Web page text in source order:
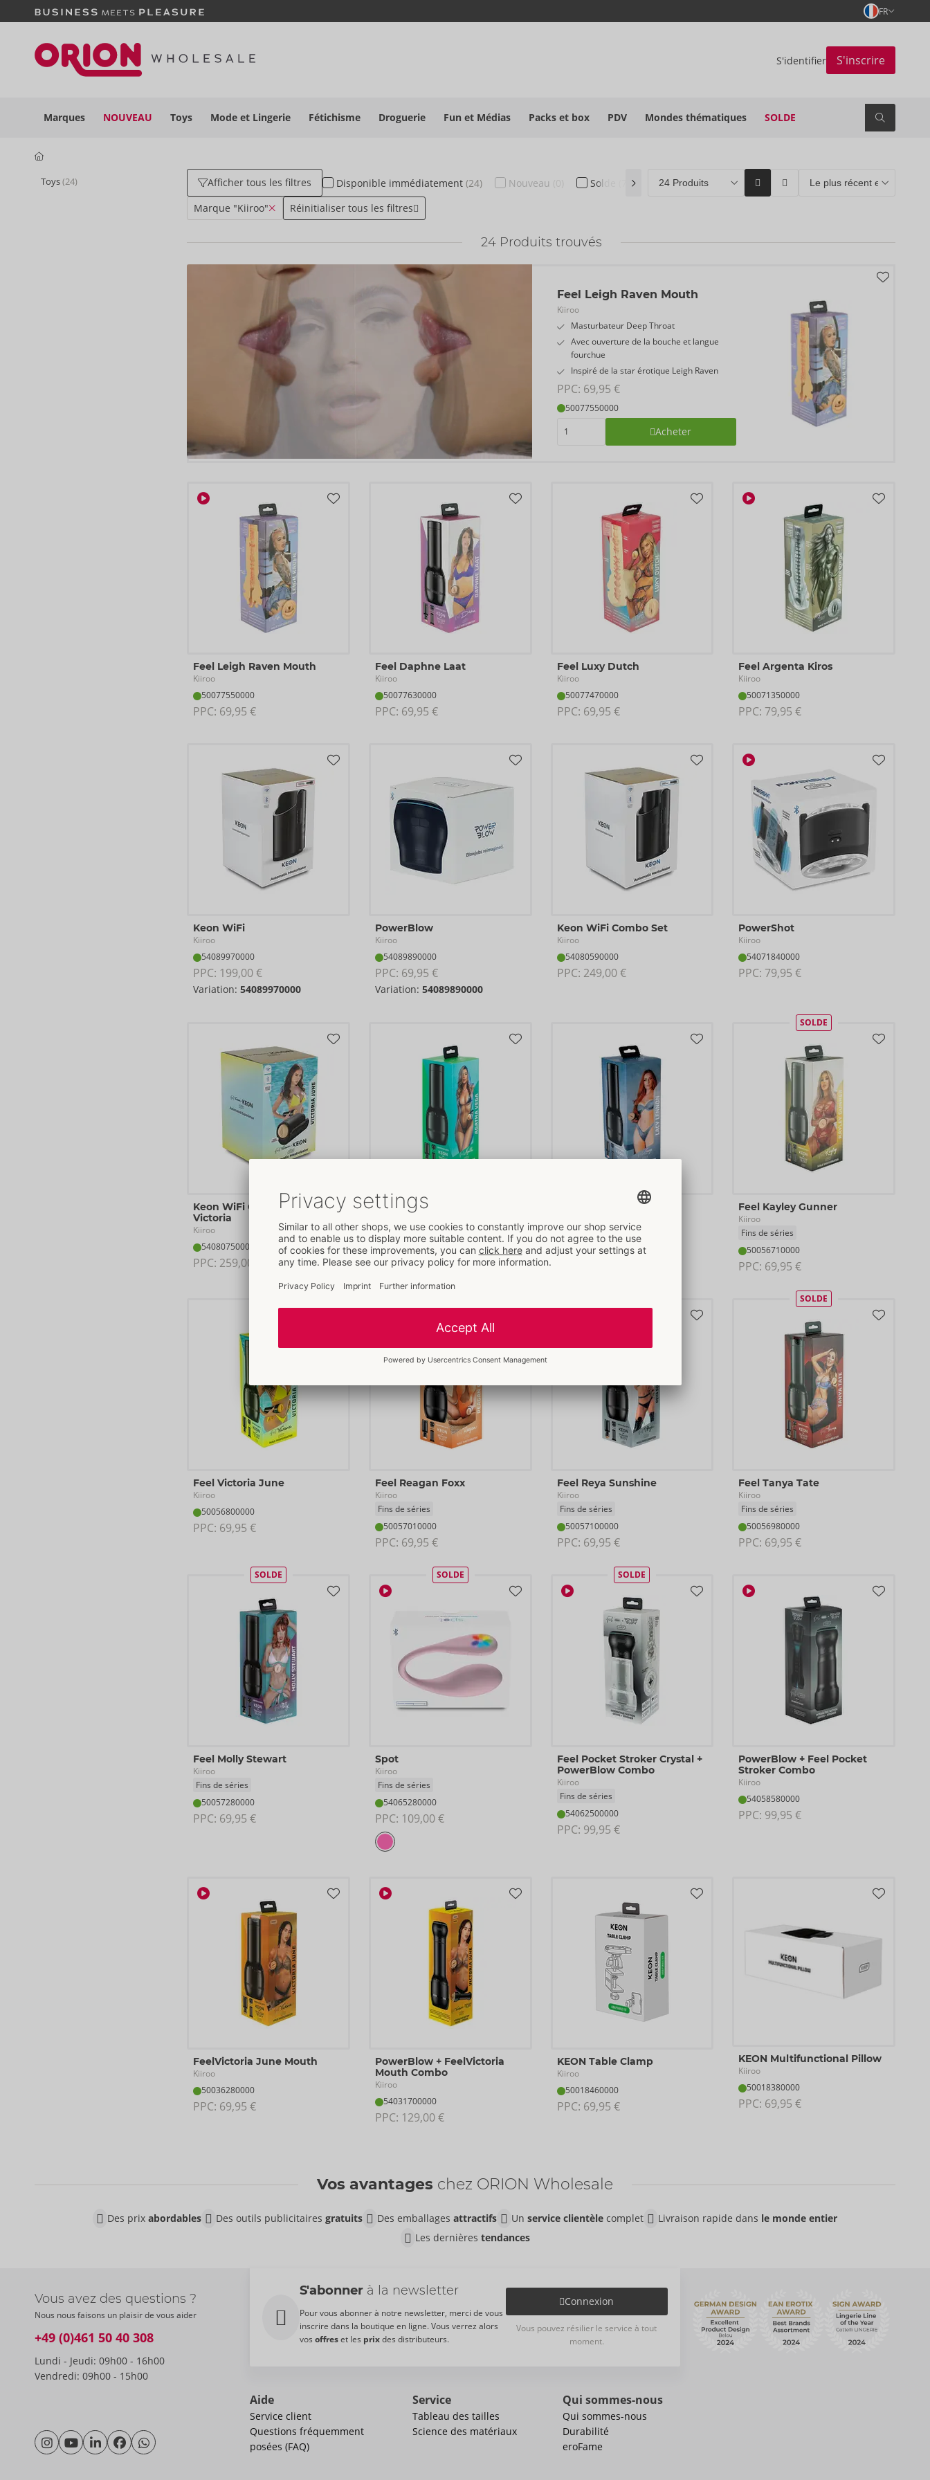
FR
S'identifier S'inscrire
Marques NOUVEAU Toys Mode et Lingerie Fétichisme Droguerie Fun et Médias Packs et box PDV Mondes thématiques SOLDE
Toys(24) Afficher tous les filtres Disponible immédiatement (24) Nouveau (0) Solde Coming soon ORION Brands(0) Best-seller
Marque "Kiiroo"
Réinitialiser tous les filtres
24Produits trouvés
Feel Leigh Raven Mouth
Kiiroo
Masturbateur Deep Throat
Avec ouverture de la bouche et langue
fourchue
Inspiré de la star érotique Leigh Raven
PPC: 69,95 €
50077550000
Acheter
Feel Leigh Raven Mouth
Kiiroo
50077550000
PPC: 69,95 €
Feel Daphne Laat
Kiiroo
50077630000
PPC: 69,95 €
Feel Luxy Dutch
Kiiroo
50077470000
PPC: 69,95 €
Feel Argenta Kiros
Kiiroo
50071350000
PPC: 79,95 €
Keon WiFi
Kiiroo
54089970000
PPC: 199,00 €
Variation: 54089970000
PowerBlow
Kiiroo
54089890000
PPC: 69,95 €
Variation: 54089890000
Keon WiFi Combo Set
Kiiroo
54080590000
PPC: 249,00 €
PowerShot
Kiiroo
54071840000
PPC: 79,95 €
Keon WiFi Combo Feel
Victoria
Kiiroo
54080750000
PPC: 259,00 €
Feel Agatha Vega
50065620000
PPC: 69,95 €
Feel Lacy Lennon
50062280000
PPC: 69,95 €
SOLDE
Feel Kayley Gunner
Kiiroo
Fins de séries
50056710000
PPC: 69,95 €
Feel Victoria June
Kiiroo
50056800000
PPC: 69,95 €
Feel Reagan Foxx
Kiiroo
Fins de séries
50057010000
PPC: 69,95 €
Feel Reya Sunshine
Kiiroo
Fins de séries
50057100000
PPC: 69,95 €
SOLDE
Feel Tanya Tate
Kiiroo
Fins de séries
50056980000
PPC: 69,95 €
SOLDE
Feel Molly Stewart
Kiiroo
Fins de séries
50057280000
PPC: 69,95 €
SOLDE
Spot
Kiiroo
Fins de séries
54065280000
PPC: 109,00 €
SOLDE
Feel Pocket Stroker Crystal +
PowerBlow Combo
Kiiroo
Fins de séries
54062500000
PPC: 99,95 €
PowerBlow + Feel Pocket
Stroker Combo
Kiiroo
54058580000
PPC: 99,95 €
FeelVictoria June Mouth
Kiiroo
50036280000
PPC: 69,95 €
PowerBlow + FeelVictoria
Mouth Combo
Kiiroo
54031700000
PPC: 129,00 €
KEON Table Clamp
Kiiroo
50018460000
PPC: 69,95 €
KEON Multifunctional Pillow
Kiiroo
50018380000
PPC: 69,95 €
Vos avantages chez ORION Wholesale
Des prix abordables Des outils publicitaires gratuits Des emballages attractifs Un service clientèle complet Livraison rapide dans le monde entier
Les dernières tendances
Vous avez des questions ?
Nous nous faisons un plaisir de vous aider
+49 (0)461 50 40 308
Lundi - Jeudi: 09h00 - 16h00
Vendredi: 09h00 - 15h00
S'abonner à la newsletter
Pour vous abonner à notre newsletter, merci de vous
inscrire dans la boutique en ligne. Vous verrez alors
vos offreset les prixdes distributeurs.
Connexion
Vous pouvez résilier le service à tout
moment.
Aide
Service client
Questions fréquemment
posées (FAQ)
Service
Tableau des tailles
Science des matériaux
Qui sommes-nous
Qui sommes-nous
Durabilité
eroFame